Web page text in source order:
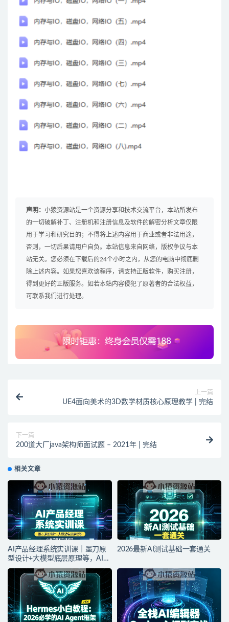
声明： 小猿资源站是一个资源分享和技术交流平台，本站所发布
的一切破解补丁、注册机和注册信息及软件的解密分析文章仅限
用于学习和研究目的；不得将上述内容用于商业或者非法用途，
否则，一切后果请用户自负。本站信息来自网络，版权争议与本
站无关。您必须在下载后的24个小时之内，从您的电脑中彻底删
除上述内容。如果您喜欢该程序，请支持正版软件，购买注册，
得到更好的正版服务。如若本站内容侵犯了原著者的合法权益，
可联系我们进行处理。
上一篇
UE4面向美术的3D数学材质核心原理教学 | 完结
下一篇
200道大厂java架构师面试题 – 2021年 | 完结
相关文章
AI产品经理系统实训课｜墨刀原
型设计+大模型底层原理等，AI产
品落地实战教程
2026最新AI测试基础一套通关